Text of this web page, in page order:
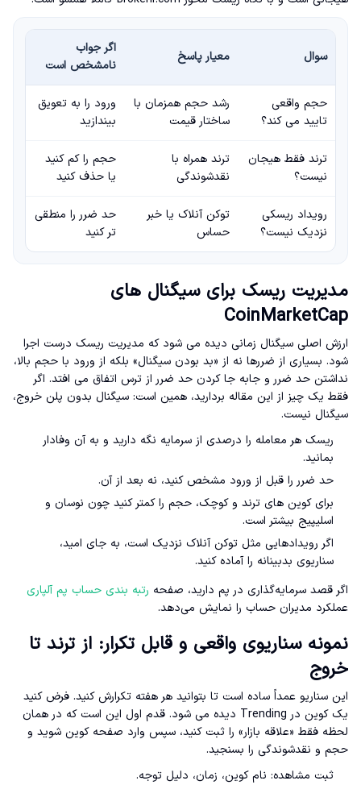
سوال معیار پاسخ
اگر جواب
نامشخص است
حجم واقعی
تایید می کند؟
رشد حجم همزمان با
ساختار قیمت
ورود را به تعویق
بیندازید
ترند فقط هیجان
نیست؟
ترند همراه با
نقدشوندگی
حجم را کم کنید
یا حذف کنید
رویداد ریسکی
نزدیک نیست؟
توکن آنلاک یا خبر
حساس
حد ضرر را منطقی
تر کنید
مدیریت ریسک برای سیگنال های
CoinMarketCap
ارزش اصلی سیگنال زمانی دیده می شود که مدیریت ریسک درست اجرا
شود. بسیاری از ضررها نه از «بد بودن سیگنال» بلکه از ورود با حجم بالا،
نداشتن حد ضرر و جابه جا کردن حد ضرر از ترس اتفاق می افتد. اگر
فقط یک چیز از این مقاله بردارید، همین است: سیگنال بدون پلن خروج،
سیگنال نیست.
ریسک هر معامله را درصدی از سرمایه نگه دارید و به آن وفادار
بمانید.
حد ضرر را قبل از ورود مشخص کنید، نه بعد از آن.
برای کوین های ترند و کوچک، حجم را کمتر کنید چون نوسان و
اسلیپیج بیشتر است.
اگر رویدادهایی مثل توکن آنلاک نزدیک است، به جای امید،
سناریوی بدبینانه را آماده کنید.
اگر قصد سرمایه‌گذاری در پم دارید، صفحه رتبه بندی حساب پم آلپاری
عملکرد مدیران حساب را نمایش می‌دهد.
نمونه سناریوی واقعی و قابل تکرار: از ترند تا
خروج
این سناریو عمداً ساده است تا بتوانید هر هفته تکرارش کنید. فرض کنید
یک کوین در Trending دیده می شود. قدم اول این است که در همان
لحظه فقط «علاقه بازار» را ثبت کنید، سپس وارد صفحه کوین شوید و
حجم و نقدشوندگی را بسنجید.
ثبت مشاهده: نام کوین، زمان، دلیل توجه.